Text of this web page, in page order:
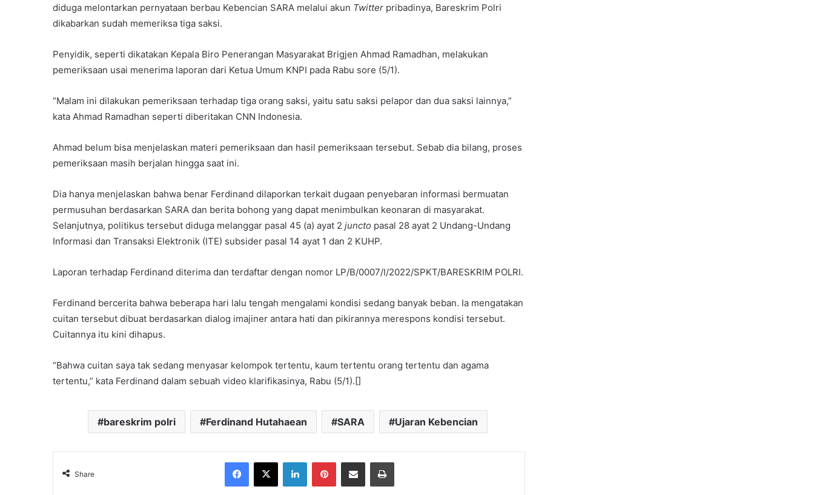
diduga melontarkan pernyataan berbau Kebencian SARA melalui akun Twitter pribadinya, Bareskrim Polri
dikabarkan sudah memeriksa tiga saksi.
Penyidik, seperti dikatakan Kepala Biro Penerangan Masyarakat Brigjen Ahmad Ramadhan, melakukan
pemeriksaan usai menerima laporan dari Ketua Umum KNPI pada Rabu sore (5/1).
“Malam ini dilakukan pemeriksaan terhadap tiga orang saksi, yaitu satu saksi pelapor dan dua saksi lainnya,”
kata Ahmad Ramadhan seperti diberitakan CNN Indonesia.
Ahmad belum bisa menjelaskan materi pemeriksaan dan hasil pemeriksaan tersebut. Sebab dia bilang, proses
pemeriksaan masih berjalan hingga saat ini.
Dia hanya menjelaskan bahwa benar Ferdinand dilaporkan terkait dugaan penyebaran informasi bermuatan
permusuhan berdasarkan SARA dan berita bohong yang dapat menimbulkan keonaran di masyarakat.
Selanjutnya, politikus tersebut diduga melanggar pasal 45 (a) ayat 2 juncto pasal 28 ayat 2 Undang-Undang
Informasi dan Transaksi Elektronik (ITE) subsider pasal 14 ayat 1 dan 2 KUHP.
Laporan terhadap Ferdinand diterima dan terdaftar dengan nomor LP/B/0007/I/2022/SPKT/BARESKRIM POLRI.
Ferdinand bercerita bahwa beberapa hari lalu tengah mengalami kondisi sedang banyak beban. Ia mengatakan
cuitan tersebut dibuat berdasarkan dialog imajiner antara hati dan pikirannya merespons kondisi tersebut.
Cuitannya itu kini dihapus.
“Bahwa cuitan saya tak sedang menyasar kelompok tertentu, kaum tertentu orang tertentu dan agama
tertentu,” kata Ferdinand dalam sebuah video klarifikasinya, Rabu (5/1).[]
bareskrim polri Ferdinand Hutahaean SARA Ujaran Kebencian
Share
Facebook
X LinkedInPinterestShare via Email Print